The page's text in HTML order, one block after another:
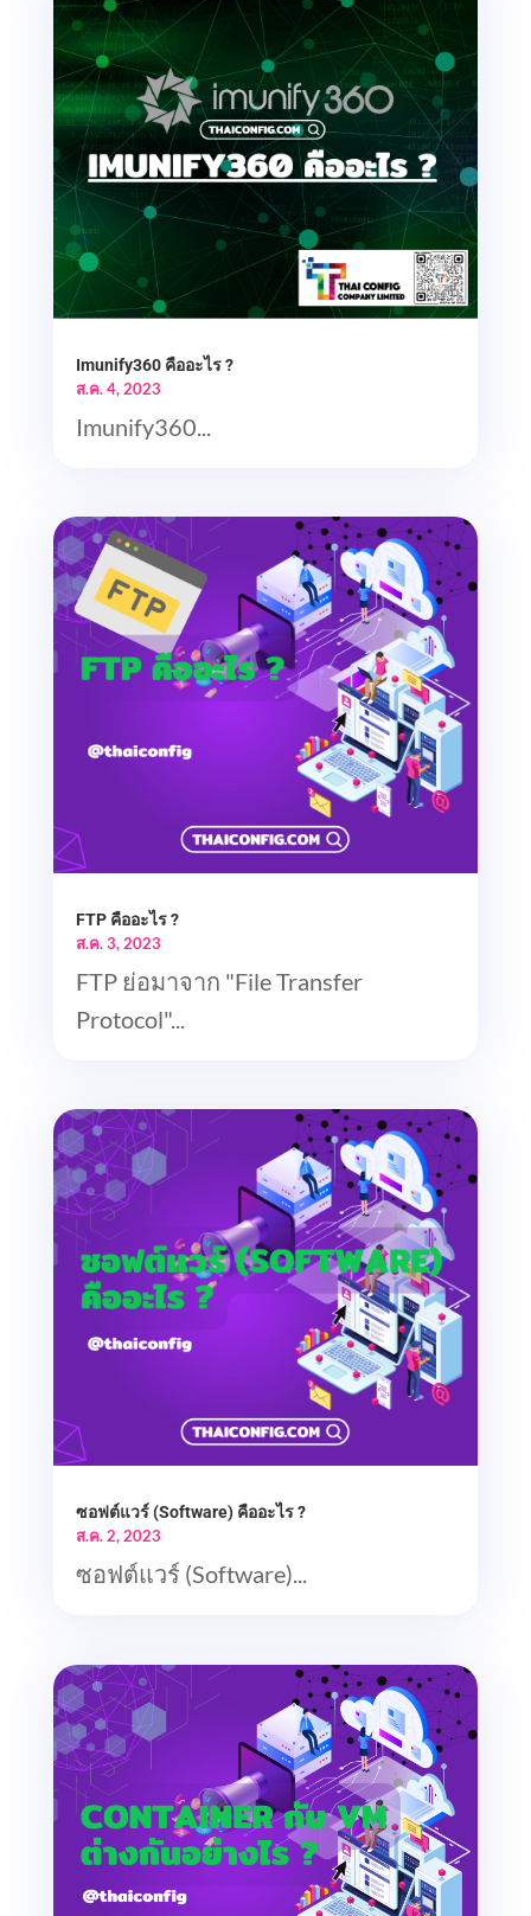
Imunify360 คืออะไร ?
ส.ค. 4, 2023
Imunify360...
FTP คืออะไร ?
ส.ค. 3, 2023
FTP ย่อมาจาก "File Transfer
Protocol"...
ซอฟต์แวร์ (Software) คืออะไร ?
ส.ค. 2, 2023
ซอฟต์แวร์ (Software)...